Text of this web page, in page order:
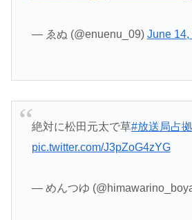
— ゑぬ (@enuenu_09) June 14,
絶対に松田元太で草#放送局占拠
pic.twitter.com/J3pZoG4zYG
— めんつゆ